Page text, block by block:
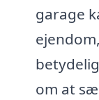
garage
om at